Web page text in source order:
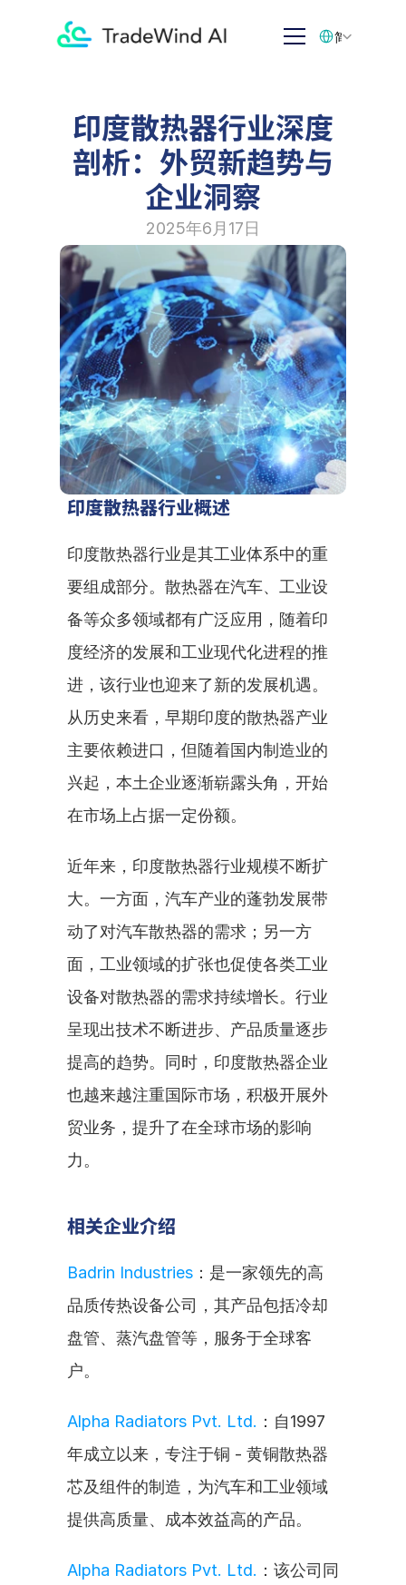
印度散热器行业深度
剖析：外贸新趋势与
企业洞察
2025年6月17日
印度散热器行业概述
印度散热器行业是其工业体系中的重
要组成部分。散热器在汽车、工业设
备等众多领域都有广泛应用，随着印
度经济的发展和工业现代化进程的推
进，该行业也迎来了新的发展机遇。
从历史来看，早期印度的散热器产业
主要依赖进口，但随着国内制造业的
兴起，本土企业逐渐崭露头角，开始
在市场上占据一定份额。
近年来，印度散热器行业规模不断扩
大。一方面，汽车产业的蓬勃发展带
动了对汽车散热器的需求；另一方
面，工业领域的扩张也促使各类工业
设备对散热器的需求持续增长。行业
呈现出技术不断进步、产品质量逐步
提高的趋势。同时，印度散热器企业
也越来越注重国际市场，积极开展外
贸业务，提升了在全球市场的影响
力。
相关企业介绍
Badrin Industries ：是一家领先的高
品质传热设备公司，其产品包括冷却
盘管、蒸汽盘管等，服务于全球客
户。
Alpha Radiators Pvt. Ltd. ：自1997
年成立以来，专注于铜 - 黄铜散热器
芯及组件的制造，为汽车和工业领域
提供高质量、成本效益高的产品。
Alpha Radiators Pvt. Ltd. ：该公司同
简体中文